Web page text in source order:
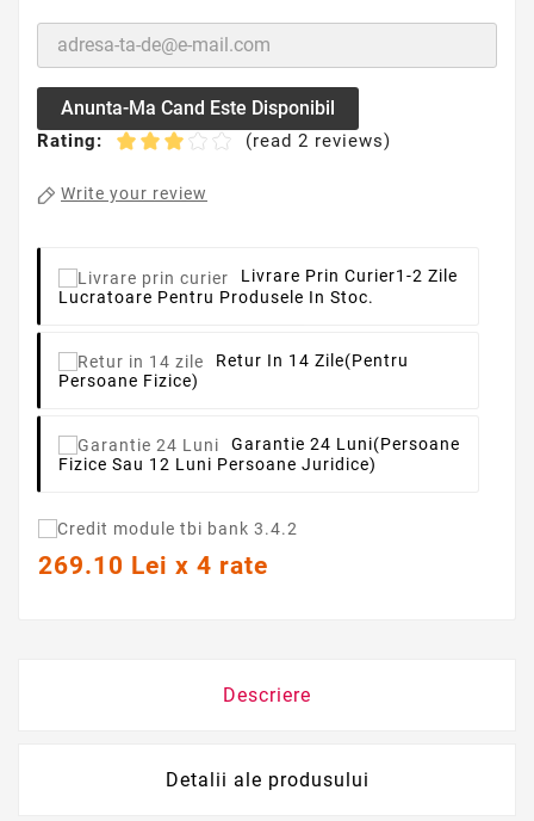
Anunta-Ma Cand Este Disponibil
Rating: (read 2 reviews)
Write your review
Livrare Prin Curier1-2 Zile
Lucratoare Pentru Produsele In Stoc.
Retur In 14 Zile(pentru
Persoane Fizice)
Garantie 24 Luni(persoane
Fizice Sau 12 Luni Persoane Juridice)
269.10 Lei x 4 rate
Descriere
Detalii ale produsului